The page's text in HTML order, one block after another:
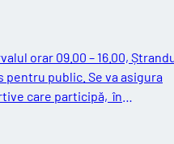
orar 09.00 – 16.00,
pentru public. Se va asigura
care participă, în